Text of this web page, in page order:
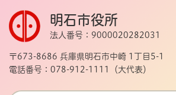
明石市役所
法人番号：9000020282031
〒673-8686 兵庫県明石市中崎 1丁目5-1
電話番号：078-912-1111（大代表）